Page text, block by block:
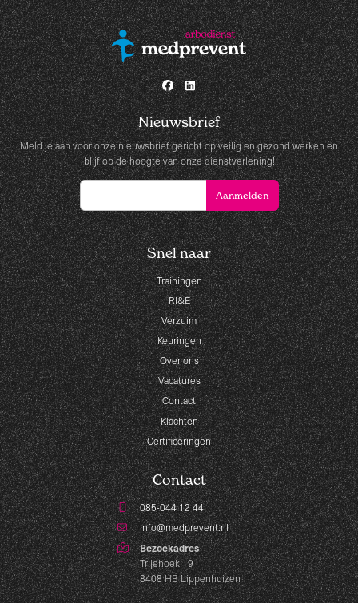
Nieuwsbrief
Meld je aan voor onze nieuwsbrief gericht op veilig en gezond werken en
blijf op de hoogte van onze dienstverlening!
Snel naar
Trainingen
RI&E
Verzuim
Keuringen
Over ons
Vacatures
Contact
Klachten
Certificeringen
Contact
085-044 12 44
info@medprevent.nl
Bezoekadres
Trijehoek 19
8408 HB Lippenhuizen